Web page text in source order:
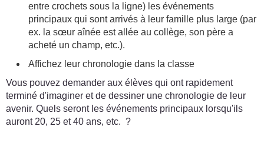
entre crochets sous la ligne) les événements
principaux qui sont arrivés à leur famille plus large (par
ex. la sœur aînée est allée au collège, son père a
acheté un champ, etc.).
Affichez leur chronologie dans la classe
Vous pouvez demander aux élèves qui ont rapidement
terminé d'imaginer et de dessiner une chronologie de leur
avenir. Quels seront les événements principaux lorsqu'ils
auront 20, 25 et 40 ans, etc. ?